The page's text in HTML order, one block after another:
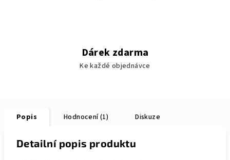
Dárek zdarma
Ke každé objednávce
Popis Hodnocení (1) Diskuze
Detailní popis produktu